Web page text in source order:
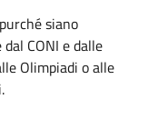
siano
CONI e dalle
Olimpiadi o alle